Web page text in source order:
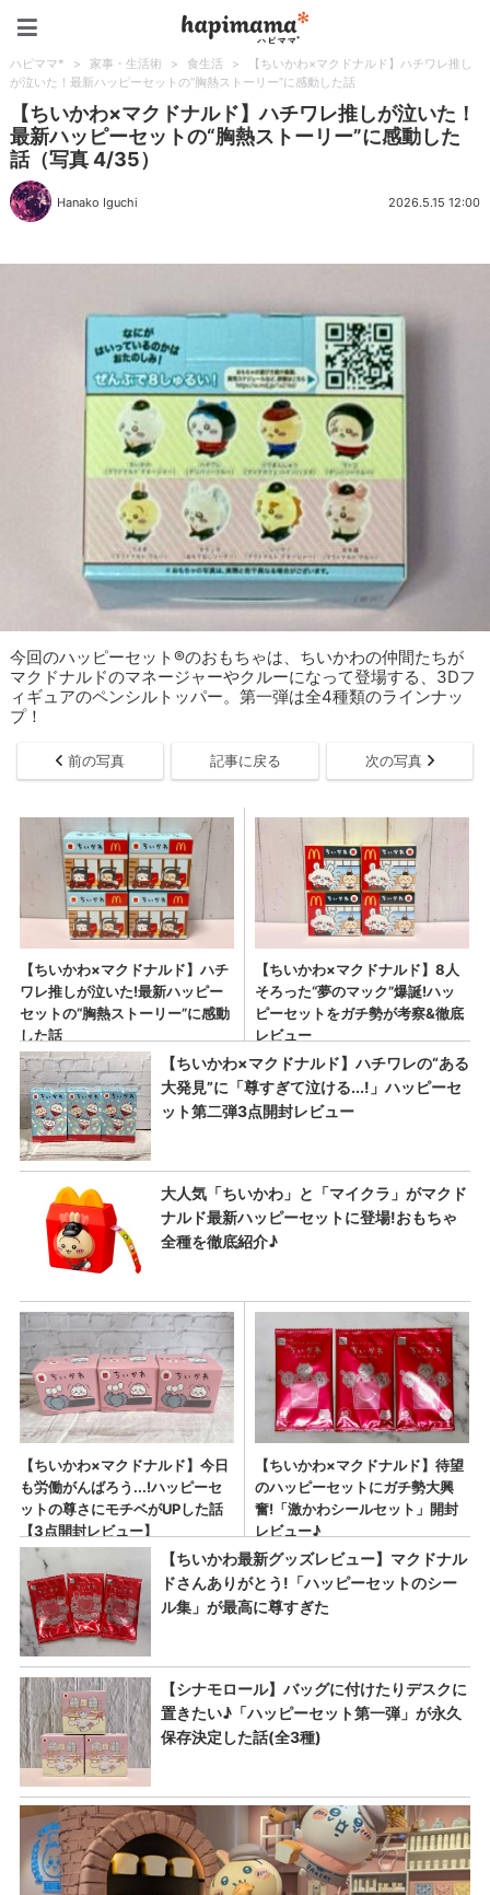
ハピママ* > 家事・生活術 > 食生活 >
【ちいかわ×マクドナルド】ハチワレ推し
が泣いた！最新ハッピーセットの“胸熱ストーリー”に感動した話
【ちいかわ×マクドナルド】ハチワレ推しが泣いた！
最新ハッピーセットの“胸熱ストーリー”に感動した
話（写真 4/35）
Hanako Iguchi 2026.5.15 12:00
今回のハッピーセット®のおもちゃは、ちいかわの仲間たちが
マクドナルドのマネージャーやクルーになって登場する、3Dフ
ィギュアのペンシルトッパー。第一弾は全4種類のラインナッ
プ！
前の写真 記事に戻る 次の写真